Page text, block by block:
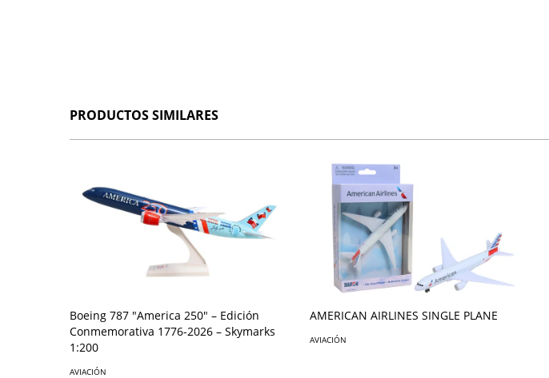
PRODUCTOS SIMILARES
Boeing 787 "America 250" – Edición
Conmemorativa 1776-2026 – Skymarks
1:200
AVIACIÓN
AMERICAN AIRLINES SINGLE PLANE
AVIACIÓN